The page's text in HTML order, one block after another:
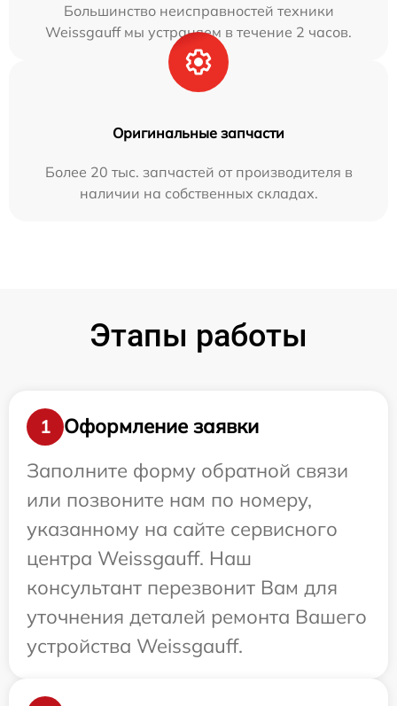
Большинство неисправностей техники
Weissgauff мы устраняем в течение 2 часов.
Оригинальные запчасти
Более 20 тыс. запчастей от производителя в
наличии на собственных складах.
Этапы работы
1
Оформление заявки
Заполните форму обратной связи
или позвоните нам по номеру,
указанному на сайте сервисного
центра Weissgauff. Наш
консультант перезвонит Вам для
уточнения деталей ремонта Вашего
устройства Weissgauff.